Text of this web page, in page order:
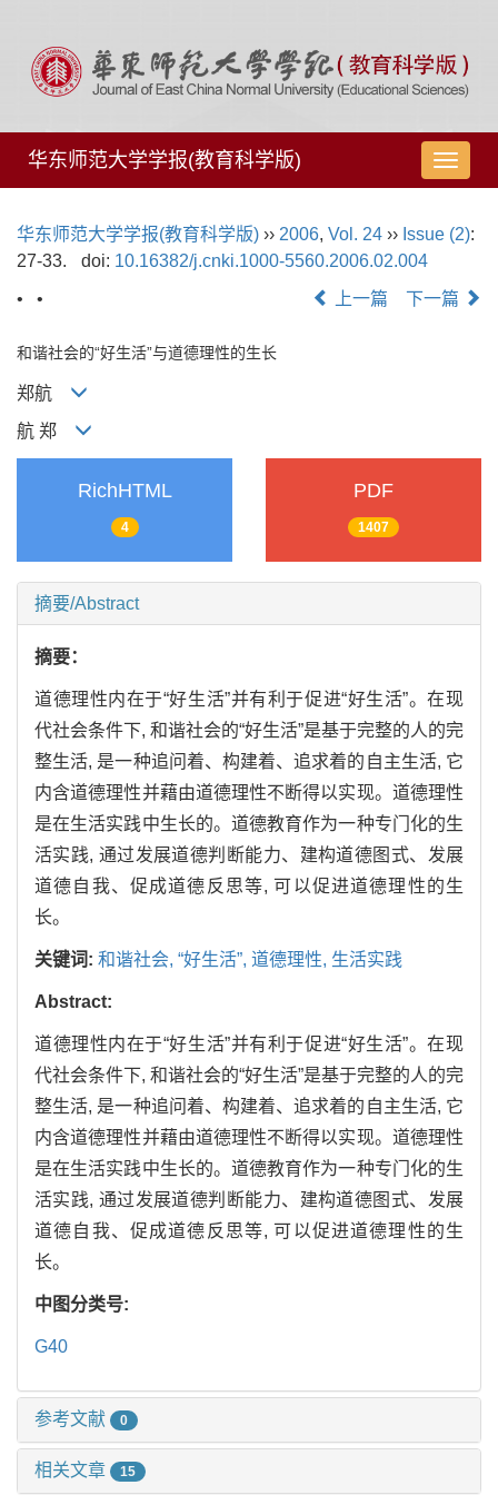
导
航
换
华东师范大学学报(教育科学版)
华东师范大学学报(教育科学版) ›› 2006, Vol. 24 ›› Issue (2):
27-33.
doi: 10.16382/j.cnki.1000-5560.2006.02.004
• •
上一篇 下一篇
和谐社会的“好生活”与道德理性的生长
郑航
航 郑
RichHTML
4
PDF
1407
摘要/Abstract
摘要：
道德理性内在于“好生活”并有利于促进“好生活”。在现
代社会条件下, 和谐社会的“好生活”是基于完整的人的完
整生活, 是一种追问着、构建着、追求着的自主生活, 它
内含道德理性并藉由道德理性不断得以实现。道德理性
是在生活实践中生长的。道德教育作为一种专门化的生
活实践, 通过发展道德判断能力、建构道德图式、发展
道德自我、促成道德反思等, 可以促进道德理性的生
长。
关键词: 和谐社会, “好生活”, 道德理性, 生活实践
Abstract:
道德理性内在于“好生活”并有利于促进“好生活”。在现
代社会条件下, 和谐社会的“好生活”是基于完整的人的完
整生活, 是一种追问着、构建着、追求着的自主生活, 它
内含道德理性并藉由道德理性不断得以实现。道德理性
是在生活实践中生长的。道德教育作为一种专门化的生
活实践, 通过发展道德判断能力、建构道德图式、发展
道德自我、促成道德反思等, 可以促进道德理性的生
长。
中图分类号:
G40
参考文献 0
相关文章 15